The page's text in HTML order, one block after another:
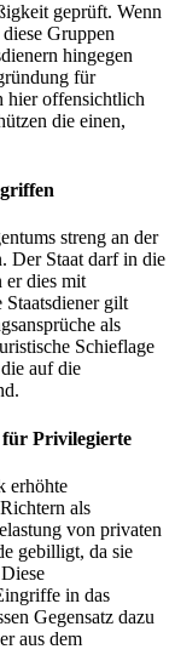
geprüft. Wenn
Gruppen
hingegen
für
hier offensichtlich
die einen,
streng an der
Der Staat darf in die
er dies mit
Staatsdiener gilt
als
Schieflage
auf die
für Privilegierte
erhöhte
als
von privaten
gebilligt, da sie
in das
Gegensatz dazu
aus dem